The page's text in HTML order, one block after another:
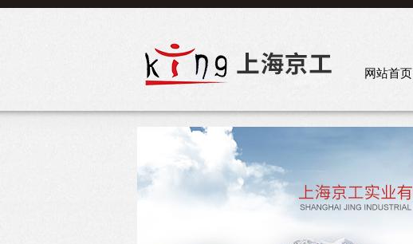
网站首页